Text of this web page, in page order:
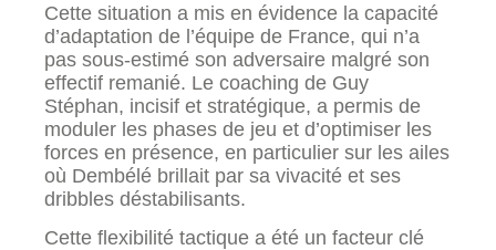
Cette situation a mis en évidence la capacité
d’adaptation de l’équipe de France, qui n’a
pas sous-estimé son adversaire malgré son
effectif remanié. Le coaching de Guy
Stéphan, incisif et stratégique, a permis de
moduler les phases de jeu et d’optimiser les
forces en présence, en particulier sur les ailes
où Dembélé brillait par sa vivacité et ses
dribbles déstabilisants.
Cette flexibilité tactique a été un facteur clé